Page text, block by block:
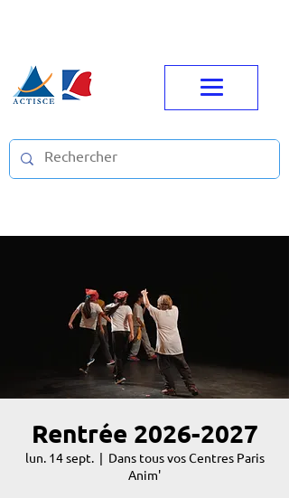
Rentrée 2026-2027
lun. 14 sept.
  |
Dans tous vos Centres Paris
Anim'